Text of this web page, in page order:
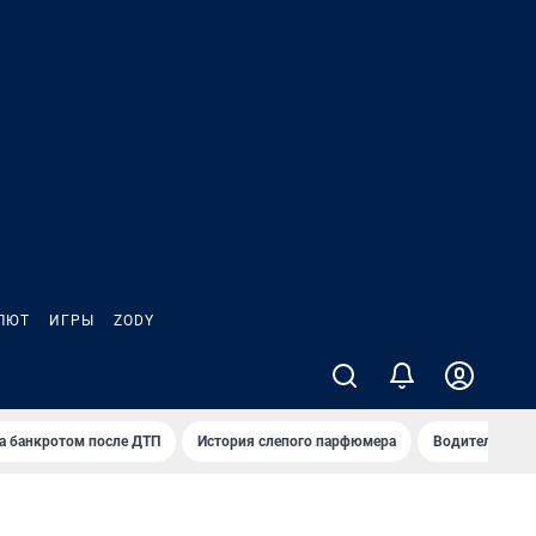
ИГРЫ ZODY
банкротом после ДТП История слепого парфюмера Водители